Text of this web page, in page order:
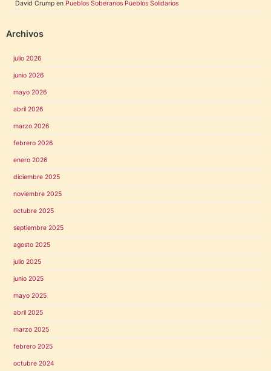
David Crump en Pueblos Soberanos Pueblos Solidarios
Archivos
julio 2026
junio 2026
mayo 2026
abril 2026
marzo 2026
febrero 2026
enero 2026
diciembre 2025
noviembre 2025
octubre 2025
septiembre 2025
agosto 2025
julio 2025
junio 2025
mayo 2025
abril 2025
marzo 2025
febrero 2025
octubre 2024